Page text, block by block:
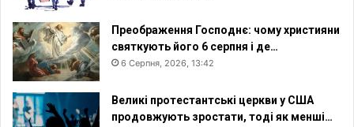
Преображення Господнє: чому християни
святкують його 6 серпня і де…
6 Серпня, 2026, 13:42
Великі протестантські церкви у США
продовжують зростати, тоді як менші…